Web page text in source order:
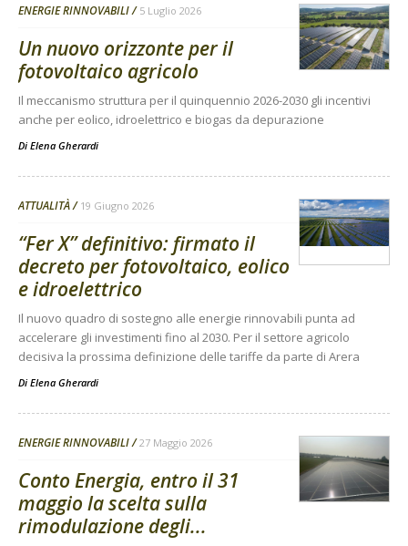
ENERGIE RINNOVABILI 5 Luglio 2026
Un nuovo orizzonte per il
fotovoltaico agricolo
Il meccanismo struttura per il quinquennio 2026-2030 gli incentivi
anche per eolico, idroelettrico e biogas da depurazione
Di Elena Gherardi
ATTUALITÀ 19 Giugno 2026
“Fer X” definitivo: firmato il
decreto per fotovoltaico, eolico
e idroelettrico
Il nuovo quadro di sostegno alle energie rinnovabili punta ad
accelerare gli investimenti fino al 2030. Per il settore agricolo
decisiva la prossima definizione delle tariffe da parte di Arera
Di Elena Gherardi
ENERGIE RINNOVABILI 27 Maggio 2026
Conto Energia, entro il 31
maggio la scelta sulla
rimodulazione degli...